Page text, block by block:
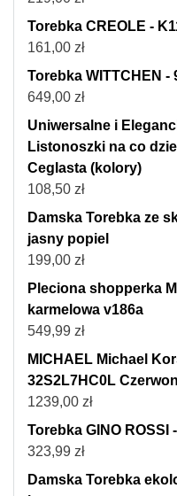
Torebka CREOLE -
161,00 zł
Torebka WITTCHEN -
649,00 zł
Uniwersalne i
Listonoszki na co
Ceglasta (kolory)
108,50 zł
Damska Torebka ze
jasny popiel
199,00 zł
Pleciona shopperka
karmelowa v186a
549,99 zł
MICHAEL Michael
32S2L7HC0L
1239,00 zł
Torebka GINO ROSSI
323,99 zł
Damska Torebka